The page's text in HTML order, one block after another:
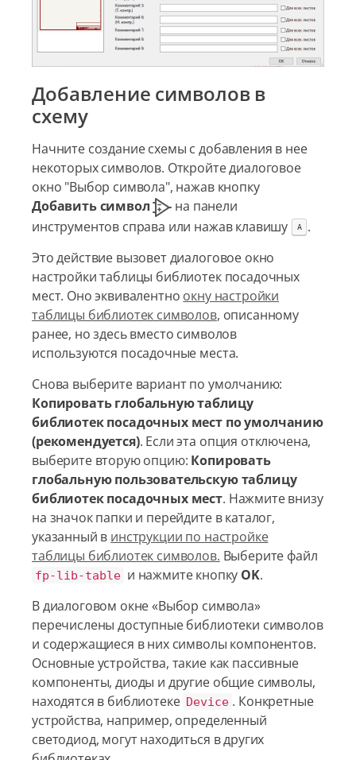
Добавление символов в
схему
Начните создание схемы с добавления в нее
некоторых символов. Откройте диалоговое
окно "Выбор символа", нажав кнопку
Добавить символ
на панели
инструментов справа или нажав клавишу
A
.
Это действие вызовет диалоговое окно
настройки таблицы библиотек посадочных
мест. Оно эквивалентно окну настройки
таблицы библиотек символов, описанному
ранее, но здесь вместо символов
используются посадочные места.
Снова выберите вариант по умолчанию:
Копировать глобальную таблицу
библиотек посадочных мест по умолчанию
(рекомендуется). Если эта опция отключена,
выберите вторую опцию: Копировать
глобальную пользовательскую таблицу
библиотек посадочных мест. Нажмите внизу
на значок папки и перейдите в каталог,
указанный в инструкции по настройке
таблицы библиотек символов. Выберите файл
fp-lib-table и нажмите кнопку OK.
В диалоговом окне «Выбор символа»
перечислены доступные библиотеки символов
и содержащиеся в них символы компонентов.
Основные устройства, такие как пассивные
компоненты, диоды и другие общие символы,
находятся в библиотеке Device . Конкретные
устройства, например, определенный
светодиод, могут находиться в других